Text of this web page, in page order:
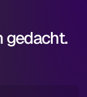
gedacht.